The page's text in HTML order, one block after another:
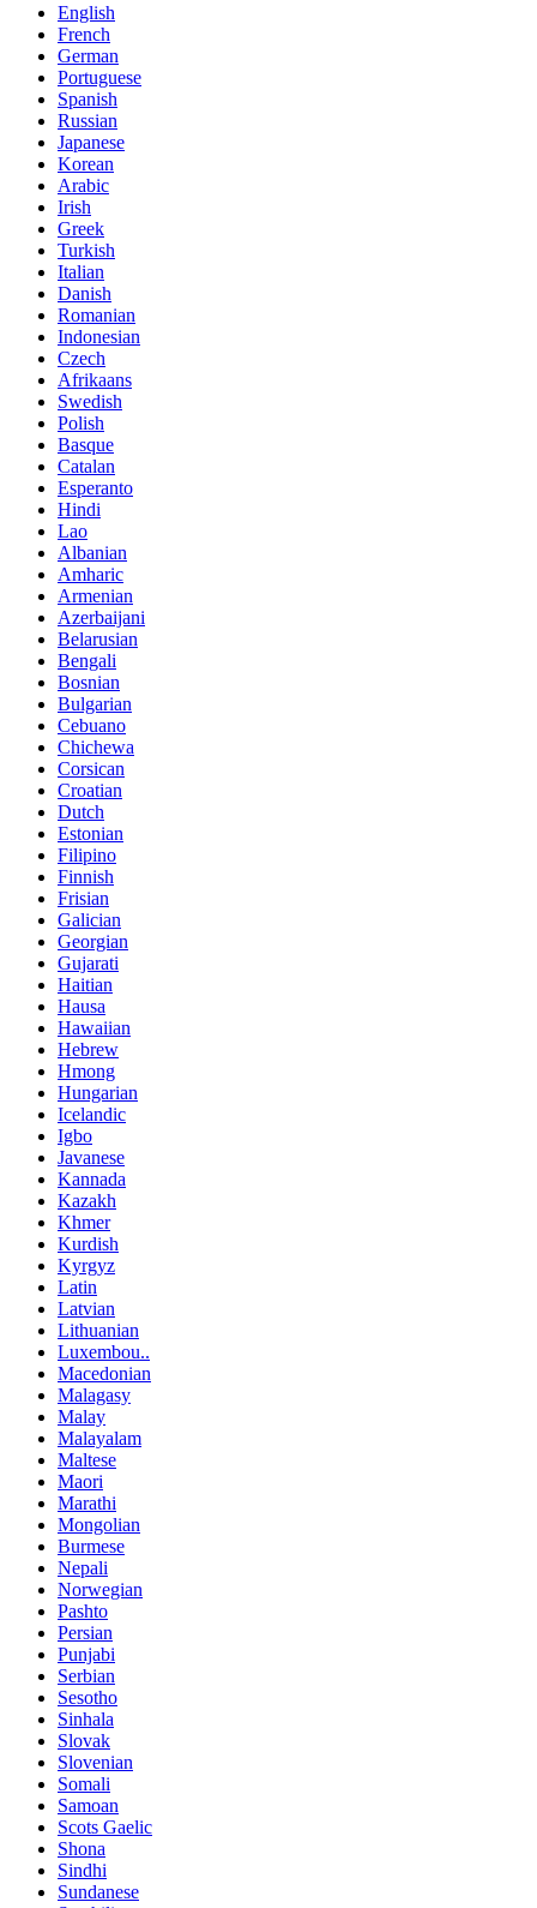
English
French
German
Portuguese
Spanish
Russian
Japanese
Korean
Arabic
Irish
Greek
Turkish
Italian
Danish
Romanian
Indonesian
Czech
Afrikaans
Swedish
Polish
Basque
Catalan
Esperanto
Hindi
Lao
Albanian
Amharic
Armenian
Azerbaijani
Belarusian
Bengali
Bosnian
Bulgarian
Cebuano
Chichewa
Corsican
Croatian
Dutch
Estonian
Filipino
Finnish
Frisian
Galician
Georgian
Gujarati
Haitian
Hausa
Hawaiian
Hebrew
Hmong
Hungarian
Icelandic
Igbo
Javanese
Kannada
Kazakh
Khmer
Kurdish
Kyrgyz
Latin
Latvian
Lithuanian
Luxembou..
Macedonian
Malagasy
Malay
Malayalam
Maltese
Maori
Marathi
Mongolian
Burmese
Nepali
Norwegian
Pashto
Persian
Punjabi
Serbian
Sesotho
Sinhala
Slovak
Slovenian
Somali
Samoan
Scots Gaelic
Shona
Sindhi
Sundanese